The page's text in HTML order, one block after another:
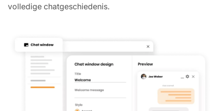
volledige chatgeschiedenis.